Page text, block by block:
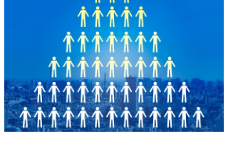
千葉南
大阪
四国
ルール＆How to
VOTE!
サーファーズ